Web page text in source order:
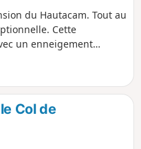
du Hautacam. Tout au
Cette
un enneigement
Col de